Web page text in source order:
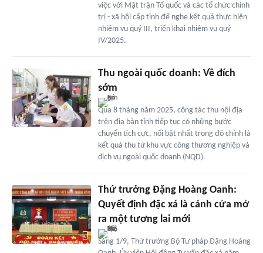
việc với Mặt trận Tổ quốc và các tổ chức chính
trị - xã hội cấp tỉnh để nghe kết quả thực hiện
nhiệm vụ quý III, triển khai nhiệm vụ quý
IV/2025.
Thu ngoài quốc doanh: Về đích
sớm
Qua 8 tháng năm 2025, công tác thu nội địa
trên địa bàn tỉnh tiếp tục có những bước
chuyển tích cực, nổi bật nhất trong đó chính là
kết quả thu từ khu vực công thương nghiệp và
dịch vụ ngoài quốc doanh (NQD).
Thứ trưởng Đặng Hoàng Oanh:
Quyết định đặc xá là cánh cửa mở
ra một tương lai mới
Sáng 1/9, Thứ trưởng Bộ Tư pháp Đặng Hoàng